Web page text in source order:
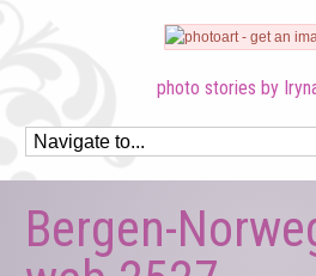
photo stories by
Bergen-